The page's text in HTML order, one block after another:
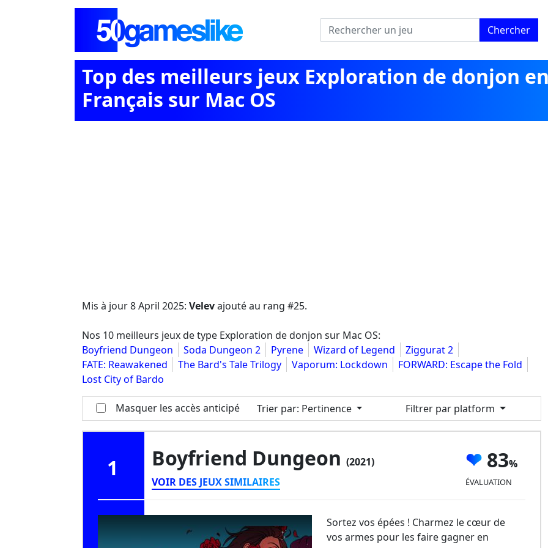
Chercher
Top des meilleurs jeux Exploration de donjon
Français sur Mac OS
Mis à jour8 April 2025: Velevajouté au rang #25.
Nos 10 meilleurs jeux de type Exploration de donjon sur Mac OS:
Boyfriend Dungeon
Soda Dungeon 2 Pyrene Wizard of Legend
Ziggurat 2
FATE: Reawakened
The Bard's Tale Trilogy Vaporum: Lockdown
FORWARD: Escape the Fold
Lost City of Bardo
Masquer les accès anticipé Trier par: Pertinence Filtrer par platform
1 Boyfriend Dungeon (2021)
VOIR DES JEUX SIMILAIRES
83
ÉVALUATION
Sortez vos épées ! Charmez le cœur de
vos armes pour les faire gagner en